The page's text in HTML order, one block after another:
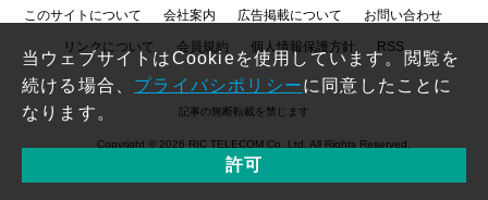
このサイトについて 会社案内 広告掲載について お問い合わせ
リンクについて 会員規約 個人情報保護方針 RSS
記事の無断転載を禁じます
Copyright © 2026 RIC TELECOM Co.,Ltd. All Rights Reserved.
当ウェブサイトはCookieを使用しています。閲覧を
続ける場合、 プライバシポリシーに同意したことに
なります。
許可